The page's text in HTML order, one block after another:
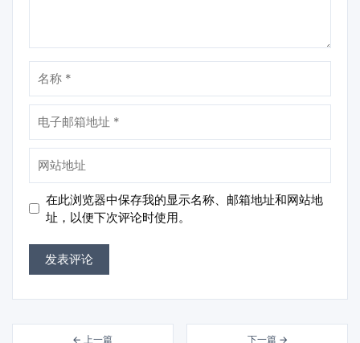
称
子
邮
箱
地
址
站
址
在此浏览器中保存我的显示名称、邮箱地址和网站地
址，以便下次评论时使用。
← 上一篇
下一篇 →